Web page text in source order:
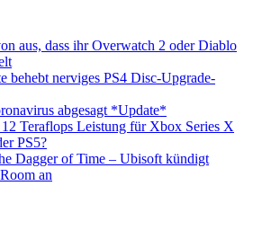
aus, dass ihr Overwatch 2 oder Diablo
behebt nerviges PS4 Disc-Upgrade-
abgesagt *Update*
Teraflops Leistung für Xbox Series X
PS5?
Dagger of Time – Ubisoft kündigt
an